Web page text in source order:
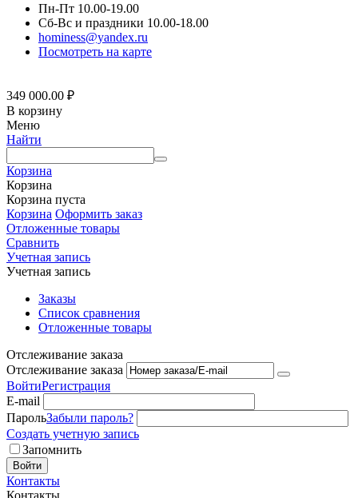
Пн-Пт 10.00-19.00
Сб-Вс и праздники 10.00-18.00
hominess@yandex.ru
Посмотреть на карте
349 000.00 ₽
В корзину
Меню
Найти
Корзина
Корзина
Корзина пуста
Корзина Оформить заказ
Отложенные товары
Сравнить
Учетная запись
Учетная запись
Заказы
Список сравнения
Отложенные товары
Отслеживание заказа
Отслеживание заказа
ВойтиРегистрация
E-mail
ПарольЗабыли пароль?
Создать учетную запись
Запомнить
Войти
Контакты
Контакты